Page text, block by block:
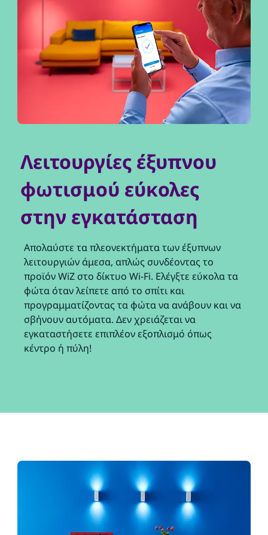
Λειτουργίες έξυπνου
φωτισμού εύκολες
στην εγκατάσταση
Απολαύστε τα πλεονεκτήματα των έξυπνων
λειτουργιών άμεσα, απλώς συνδέοντας το
προϊόν WiZ στο δίκτυο Wi-Fi. Ελέγξτε εύκολα τα
φώτα όταν λείπετε από το σπίτι και
προγραμματίζοντας τα φώτα να ανάβουν και να
σβήνουν αυτόματα. Δεν χρειάζεται να
εγκαταστήσετε επιπλέον εξοπλισμό όπως
κέντρο ή πύλη!